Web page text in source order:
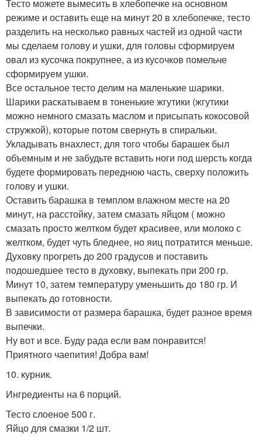
Тесто можете вымесить в хлебопечке на основном
режиме и оставить еще на минут 20 в хлебопечке, тесто
разделить на несколько равных частей из одной части
мы сделаем голову и ушки, для головы сформируем
овал из кусочка покрупнее, а из кусочков помельче
сформируем ушки.
Все остальное тесто делим на маленькие шарики.
Шарики раскатываем в тоненькие жгутики (жгутики
можно немного смазать маслом и присыпать кокосовой
стружкой), которые потом свернуть в спиральки.
Укладывать внахлест, для того чтобы барашек был
объемным и не забудьте вставить ноги под шерсть когда
будете формировать переднюю часть, сверху положить
голову и ушки.
Оставить барашка в темплом влажном месте на 20
минут, на расстойку, затем смазать яйцом ( можно
смазать просто желтком будет красивее, или молоко с
желтком, будет чуть бледнее, но яиц потратится меньше.
Духовку прогреть до 200 градусов и поставить
подошедшее тесто в духовку, выпекать при 200 гр.
Минут 10, затем температуру уменьшить до 180 гр. И
выпекать до готовности.
В зависимости от размера барашка, будет разное время
выпечки.
Ну вот и все. Буду рада если вам понравится!
Приятного чаепития! Добра вам!
10. курник.
Ингредиенты на 6 порций.
Тесто слоеное 500 г.
Яйцо для смазки 1/2 шт.